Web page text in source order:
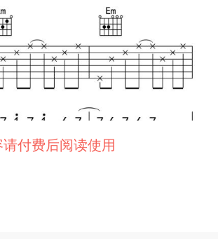
付费后阅读使用